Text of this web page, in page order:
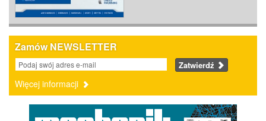
Zamów NEWSLETTER
Zatwierdź
Więcej informacji